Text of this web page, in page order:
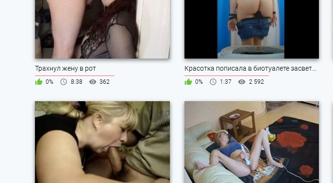
Трахнул жену в рот
0% 8:38 362
Красотка пописала в биотуалете засветив пилотку
0% 1:37 2 592